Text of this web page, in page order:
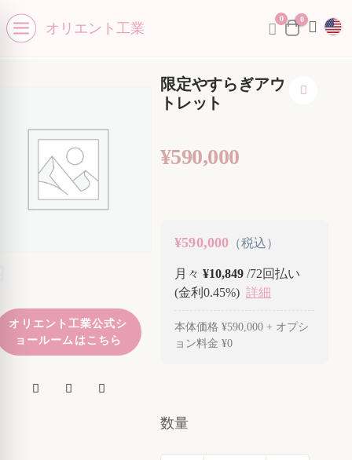
Open menuオリエント工業
0 0
menu
オリエント工業公式シ
ョールームはこちら
限定やすらぎアウ
トレット
¥590,000
¥590,000 （税込）
月々 ¥10,849 /72回払い
(金利0.45%) 詳細
本体価格 ¥590,000 + オプシ
ョン料金 ¥0
数量